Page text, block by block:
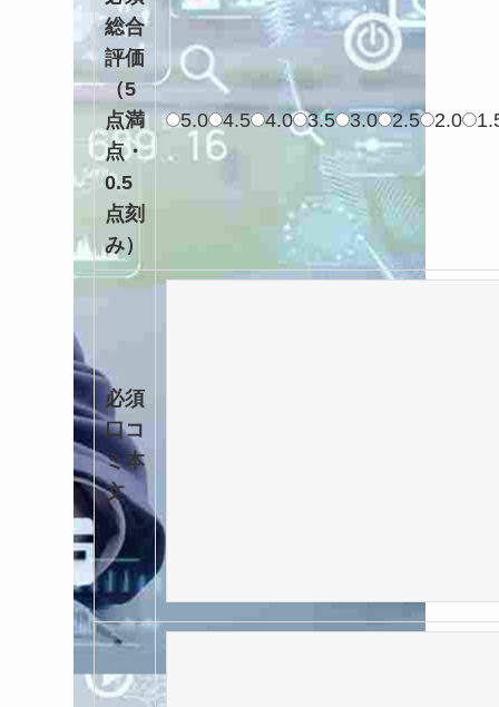
総合
評価
（5
点満
点・
0.5
点刻
み）
5.0 4.5 4.0 3.5 3.0 2.5 2.0
必須
口コ
ミ本
文